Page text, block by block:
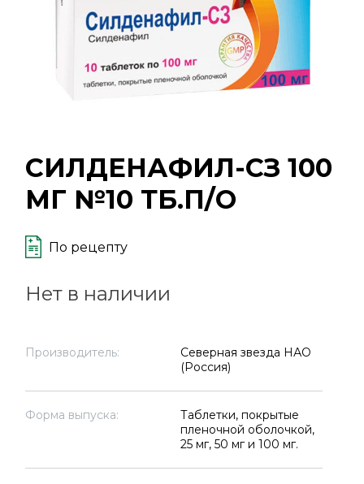
СИЛДЕНАФИЛ-СЗ 100
МГ №10 ТБ.П/О
По рецепту
Нет в наличии
Производитель:
Северная звезда НАО
(Россия)
Форма выпуска:
Таблетки, покрытые
пленочной оболочкой,
25 мг, 50 мг и 100 мг.